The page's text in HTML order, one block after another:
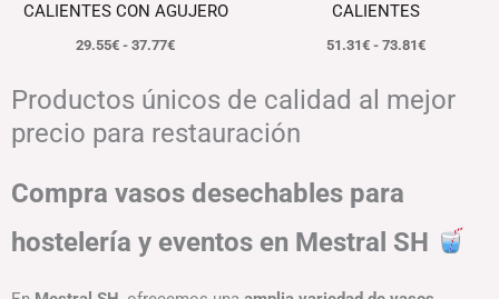
CALIENTES CON AGUJERO
29.55€ - 37.77€
CALIENTES
51.31€ - 73.81€
Productos únicos de calidad al mejor
precio para restauración
Compra vasos desechables para
hostelería y eventos en Mestral SH